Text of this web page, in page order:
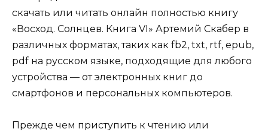
скачать или читать онлайн полностью книгу
«Восход. Солнцев. Книга VI» Артемий Скабер в
различных форматах, таких как fb2, txt, rtf, epub,
pdf на русском языке, подходящие для любого
устройства — от электронных книг до
смартфонов и персональных компьютеров.
Прежде чем приступить к чтению или